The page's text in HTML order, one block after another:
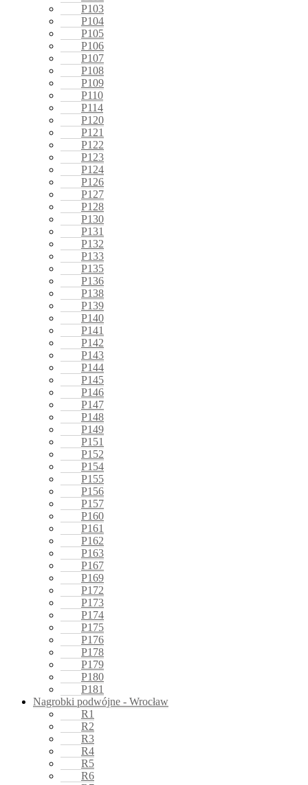
P103
P104
P105
P106
P107
P108
P109
P110
P114
P120
P121
P122
P123
P124
P126
P127
P128
P130
P131
P132
P133
P135
P136
P138
P139
P140
P141
P142
P143
P144
P145
P146
P147
P148
P149
P151
P152
P154
P155
P156
P157
P160
P161
P162
P163
P167
P169
P172
P173
P174
P175
P176
P178
P179
P180
P181
Nagrobki podwójne - Wrocław
R1
R2
R3
R4
R5
R6